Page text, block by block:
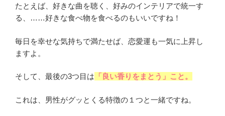
たとえば、好きな曲を聴く、好みのインテリアで統一す
る、……好きな食べ物を食べるのもいいですね！
毎日を幸せな気持ちで満たせば、恋愛運も一気に上昇し
ますよ。
そして、最後の3つ目は 「良い香りをまとう」こと。
これは、男性がグッとくる特徴の１つと一緒ですね。